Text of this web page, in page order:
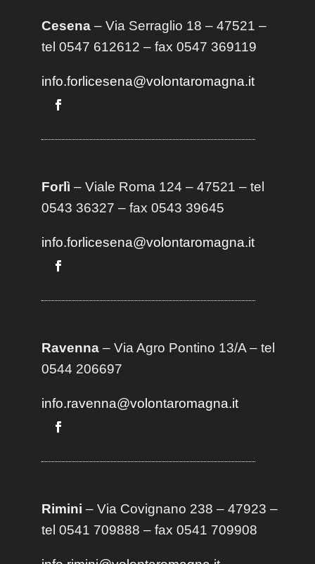
Cesena– Via Serraglio 18 – 47521 –
tel 0547 612612 – fax 0547 369119
info.forlicesena@volontaromagna.it
Forlì – Viale Roma 124 – 47521 – tel
0543 36327 – fax 0543 39645
info.forlicesena@volontaromagna.it
Ravenna– Via Agro Pontino 13/A– tel
0544 206697
info.ravenna@volontaromagna.it
Rimini – Via Covignano 238 – 47923 –
tel 0541 709888 – fax 0541 709908